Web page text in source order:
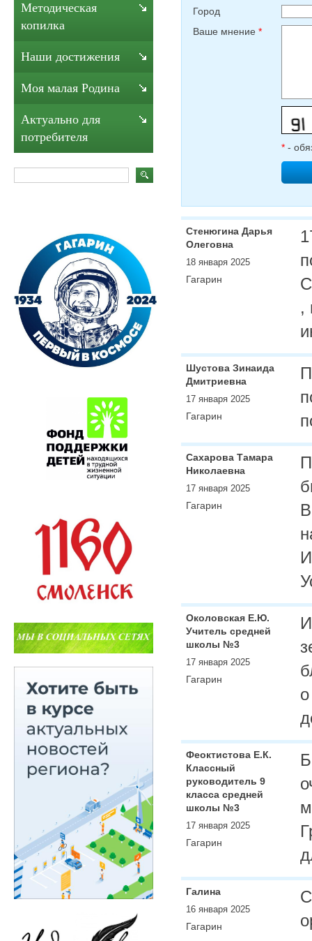
Город
Ваше мнение *
* -
Стенюгина Дарья
Олеговна
18 января 2025
Гагарин
,
Шустова Зинаида
Дмитриевна
17 января 2025
Гагарин
Сахарова Тамара
Николаевна
17 января 2025
Гагарин
Околовская Е.Ю.
Учитель средней
школы №3
17 января 2025
Гагарин
Феоктистова Е.К.
Классный
руководитель 9
класса средней
школы №3
17 января 2025
Гагарин
Галина
16 января 2025
Гагарин
Методическая
копилка
Наши достижения
Моя малая Родина
Актуально для
потребителя